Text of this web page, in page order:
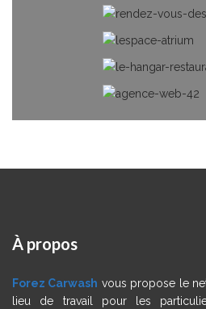
À propos
Forez Carwash vous propose le
lieu de travail pour les